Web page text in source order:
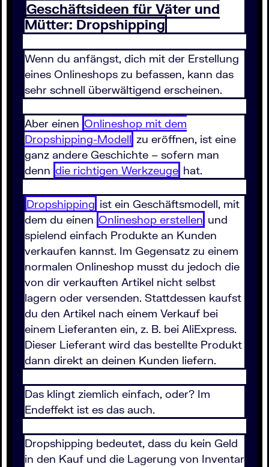
Geschäftsideen für Väter und
Mütter: Dropshipping
Wenn du anfängst, dich mit der Erstellung
eines Onlineshops zu befassen, kann das
sehr schnell überwältigend erscheinen.
Aber einen Onlineshop mit dem
Dropshipping-Modell zu eröffnen, ist eine
ganz andere Geschichte – sofern man
denn die richtigen Werkzeuge hat.
Dropshipping ist ein Geschäftsmodell, mit
dem du einen Onlineshop erstellen und
spielend einfach Produkte an Kunden
verkaufen kannst. Im Gegensatz zu einem
normalen Onlineshop musst du jedoch die
von dir verkauften Artikel nicht selbst
lagern oder versenden. Stattdessen kaufst
du den Artikel nach einem Verkauf bei
einem Lieferanten ein, z. B. bei AliExpress.
Dieser Lieferant wird das bestellte Produkt
dann direkt an deinen Kunden liefern.
Das klingt ziemlich einfach, oder? Im
Endeffekt ist es das auch.
Dropshipping bedeutet, dass du kein Geld
in den Kauf und die Lagerung von Inventar